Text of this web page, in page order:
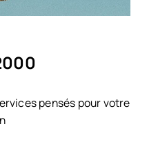
pensés pour votre